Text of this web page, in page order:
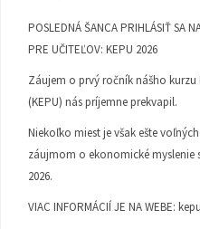
POSLEDNÁ ŠANCA PRIHLÁSIŤ SA
PRE UČITEĽOV: KEPU 2026
Záujem o prvý ročník nášho
(KEPU) nás príjemne prekvapil.
Niekoľko miest je však ešte
záujmom o ekonomické myslenie
2026.
VIAC INFORMÁCIÍ JE NA WEBE: